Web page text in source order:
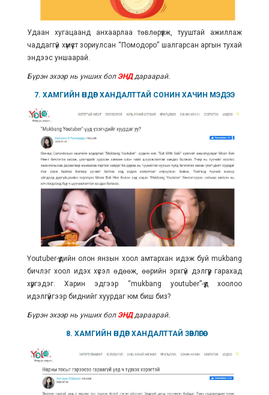
Удаан хугацаанд анхаарлаа төвлөрүүлж, тууштай ажиллаж
чаддаггүй хүмүүст зориулсан “Помодоро” шалгарсан аргын тухай
эндээс уншаарай.
Бүрэн эхээр нь унших бол ЭНДдараарай.
7. ХАМГИЙН ӨНДӨР ХАНДАЛТТАЙ СОНИН ХАЧИН МЭДЭЭ
Youtuber-үүдийн олон янзын хоол амтархан идэж буй mukbang
бичлэг хоол идэх хүсэл өдөөж, өөрийн эрхгүй дэлгүүр гарахад
хүргэдэг. Харин эдгээр “mukbang youtuber”-үүд хоолоо
идэлгүйгээр биднийг хуурдаг юм биш биз?
Бүрэн эхээр нь унших бол ЭНДдараарай.
8. ХАМГИЙН ӨНДӨРХАНДАЛТТАЙ ЗӨВЛӨГӨӨ